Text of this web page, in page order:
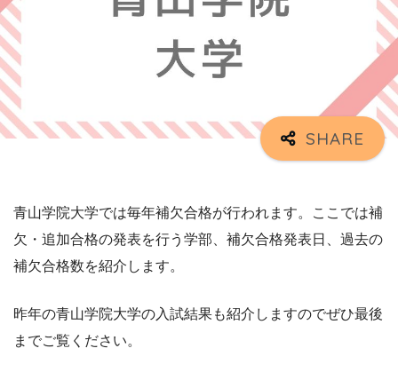
青山学院大学では毎年補欠合格が行われます。ここでは補
欠・追加合格の発表を行う学部、補欠合格発表日、過去の
補欠合格数を紹介します。
昨年の青山学院大学の入試結果も紹介しますのでぜひ最後
までご覧ください。